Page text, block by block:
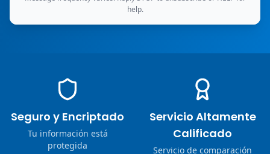
help.
Seguro y Encriptado
Tu información está
protegida
Servicio Altamente
Calificado
Servicio de comparación